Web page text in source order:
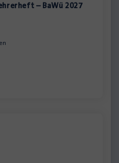
– BaWü 2027